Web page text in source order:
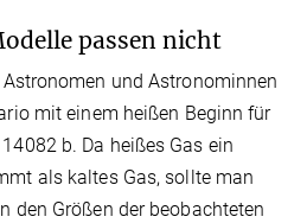
passen nicht
und Astronominnen
mit einem heißen Beginn für
b. Da heißes Gas ein
als kaltes Gas, sollte man
den Größen der beobachteten